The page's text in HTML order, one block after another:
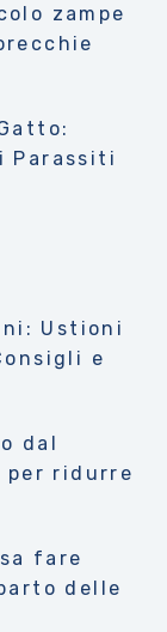
zampe
Parassiti
Ustioni
e
dal
ridurre
fare
delle